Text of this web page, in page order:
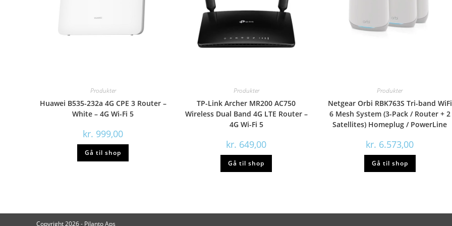
Produkter
Huawei B535-232a 4G CPE 3 Router –
White – 4G Wi-Fi 5
kr. 999,00
Gå til shop
Produkter
TP-Link Archer MR200 AC750
Wireless Dual Band 4G LTE Router –
4G Wi-Fi 5
kr. 649,00
Gå til shop
Produkter
Netgear Orbi RBK763S Tri-band WiFi
6 Mesh System (3-Pack / Router + 2
Satellites) Homeplug / PowerLine
kr. 6.573,00
Gå til shop
Copyright 2026 - Pilanto Aps